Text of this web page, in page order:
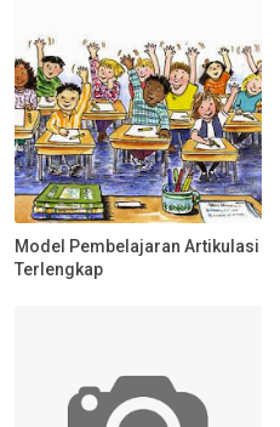
Model Pembelajaran Artikulasi
Terlengkap